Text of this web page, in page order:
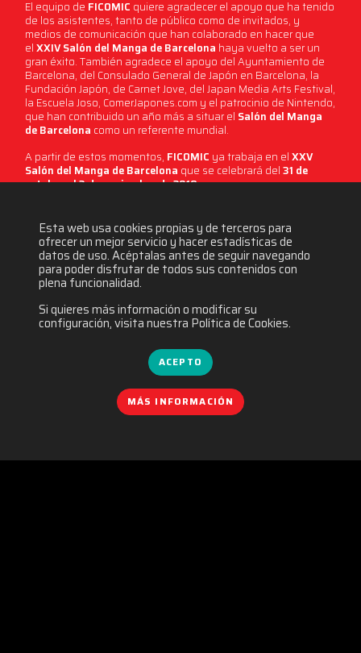
El equipo de FICOMIC quiere agradecer el apoyo que ha tenido
de los asistentes, tanto de público como de invitados, y
medios de comunicación que han colaborado en hacer que
elXXIV Salón del Manga de Barcelona haya vuelto a ser un
gran éxito. También agradece el apoyo del Ayuntamiento de
Barcelona, del Consulado General de Japón en Barcelona, ​​la
Fundación Japón, de Carnet Jove, del Japan Media Arts Festival,
la Escuela Joso, ComerJapones.com y el patrocinio de Nintendo,
que han contribuido un año más a situar el Salón del Manga
de Barcelona como un referente mundial.
A partir de estos momentos, FICOMIC ya trabaja en elXXV
Salón del Manga de Barcelona que se celebrará del31 de
octubre al 3 de noviembre de 2019.
9625 visitas
Esta web usa cookies propias y de terceros para
ofrecer un mejor servicio y hacer estadísticas de
datos de uso. Acéptalas antes de seguir navegando
para poder disfrutar de todos sus contenidos con
plena funcionalidad.
Si quieres más información o modificar su
configuración, visita nuestra Política de Cookies.
ACEPTO
MÁS INFORMACIÓN